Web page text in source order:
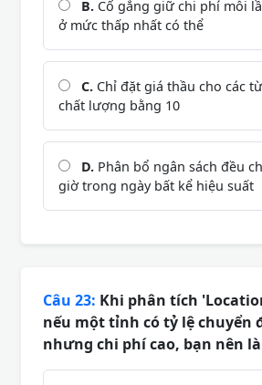
B. Cố gắng giữ chi phí mỗi
ở mức thấp nhất có thể
C. Chỉ đặt giá thầu cho các
chất lượng bằng 10
D. Phân bổ ngân sách đều
giờ trong ngày bất kể hiệu suất
Câu 23: Khi phân tích
nếu một tỉnh có tỷ lệ chuyển
nhưng chi phí cao, bạn nên